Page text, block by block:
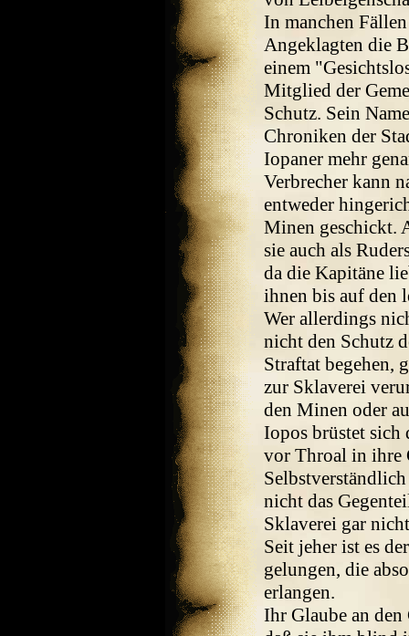
In manchen
Angeklagten die
einem
Mitglied der
Schutz. Sein
Chroniken der
Iopaner mehr
Verbrecher kann
entweder
Minen geschickt.
sie auch als
da die Kapitäne
ihnen bis auf den
Wer allerdings
nicht den Schutz
Straftat begehen,
zur Sklaverei
den Minen oder
Iopos brüstet sich
vor Throal in ihre
nicht das
Sklaverei gar
Seit jeher ist es
gelungen, die
erlangen.
Ihr Glaube an